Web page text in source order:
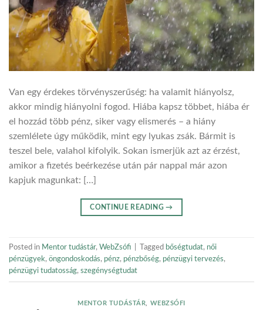
Van egy érdekes törvényszerűség: ha valamit hiányolsz,
akkor mindig hiányolni fogod. Hiába kapsz többet, hiába ér
el hozzád több pénz, siker vagy elismerés – a hiány
szemlélete úgy működik, mint egy lyukas zsák. Bármit is
teszel bele, valahol kifolyik. Sokan ismerjük azt az érzést,
amikor a fizetés beérkezése után pár nappal már azon
kapjuk magunkat: […]
CONTINUE READING→
Posted in Mentor tudástár, WebZsófi Tagged bőségtudat, női
pénzügyek, öngondoskodás, pénz, pénzbőség, pénzügyi tervezés,
pénzügyi tudatosság, szegénységtudat
MENTOR TUDÁSTÁR WEBZSÓFI